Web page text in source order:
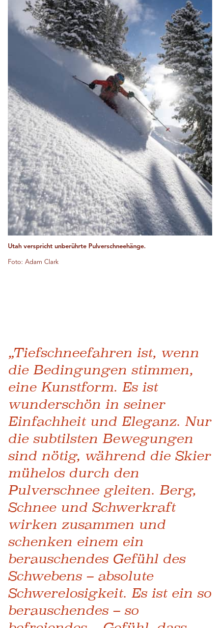
Utah verspricht unberührte Pulverschneehänge.
Foto: Adam Clark
„Tiefschneefahren ist, wenn
die Bedingungen stimmen,
eine Kunstform. Es ist
wunderschön in seiner
Einfachheit und Eleganz. Nur
die subtilsten Bewegungen
sind nötig, während die Skier
mühelos durch den
Pulverschnee gleiten. Berg,
Schnee und Schwerkraft
wirken zusammen und
schenken einem ein
berauschendes Gefühl des
Schwebens – absolute
Schwerelosigkeit. Es ist ein so
berauschendes – so